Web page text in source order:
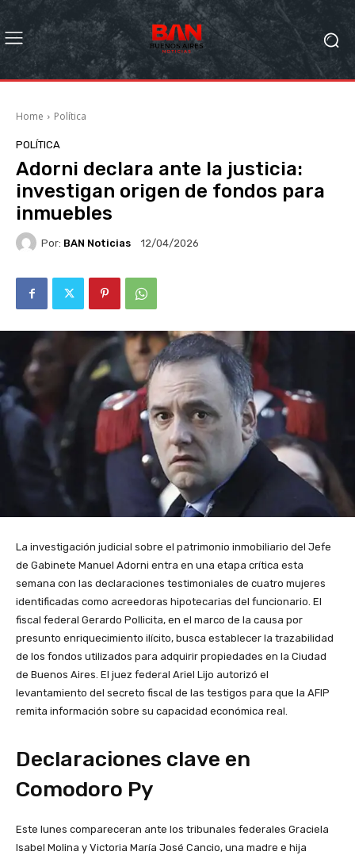
Home Política
POLÍTICA
Adorni declara ante la justicia:
investigan origen de fondos para
inmuebles
Por: BAN Noticias 12/04/2026
La investigación judicial sobre el patrimonio inmobiliario del Jefe
de Gabinete Manuel Adorni entra en una etapa crítica esta
semana con las declaraciones testimoniales de cuatro mujeres
identificadas como acreedoras hipotecarias del funcionario. El
fiscal federal Gerardo Pollicita, en el marco de la causa por
presunto enriquecimiento ilícito, busca establecer la trazabilidad
de los fondos utilizados para adquirir propiedades en la Ciudad
de Buenos Aires. El juez federal Ariel Lijo autorizó el
levantamiento del secreto fiscal de las testigos para que la AFIP
remita información sobre su capacidad económica real.
Declaraciones clave en
Comodoro Py
Este lunes compareceran ante los tribunales federales Graciela
Isabel Molina y Victoria María José Cancio, una madre e hija